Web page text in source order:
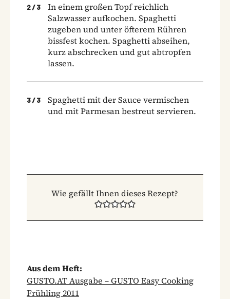
2 / 3
In einem großen Topf reichlich
Salzwasser aufkochen. Spaghetti
zugeben und unter öfterem Rühren
bissfest kochen. Spaghetti abseihen,
kurz abschrecken und gut abtropfen
lassen.
3 / 3
Spaghetti mit der Sauce vermischen
und mit Parmesan bestreut servieren.
Wie gefällt Ihnen dieses Rezept?
Aus dem Heft:
GUSTO.AT Ausgabe – GUSTO Easy Cooking
Frühling 2011